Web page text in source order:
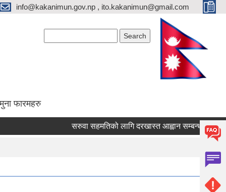
info@kakanimun.gov.np , ito.kakanimun@gmail.com
फारमहरु
सरुवा सहमतिको लागि दरखास्त आह्वान सम्बन्धमा ।